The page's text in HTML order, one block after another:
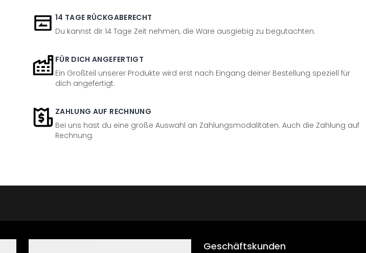
14 TAGE RÜCKGABERECHT
Du kannst dir 14 Tage Zeit nehmen, die Ware ausgiebig zu begutachten.
FÜR DICH ANGEFERTIGT
Ein Großteil unserer Produkte wird erst nach Eingang deiner Bestellung speziell für
dich angefertigt.
ZAHLUNG AUF RECHNUNG
Bei uns hast du eine große Auswahl an Zahlungsmodalitäten. Auch die Zahlung auf
Rechnung.
Geschäftskunden